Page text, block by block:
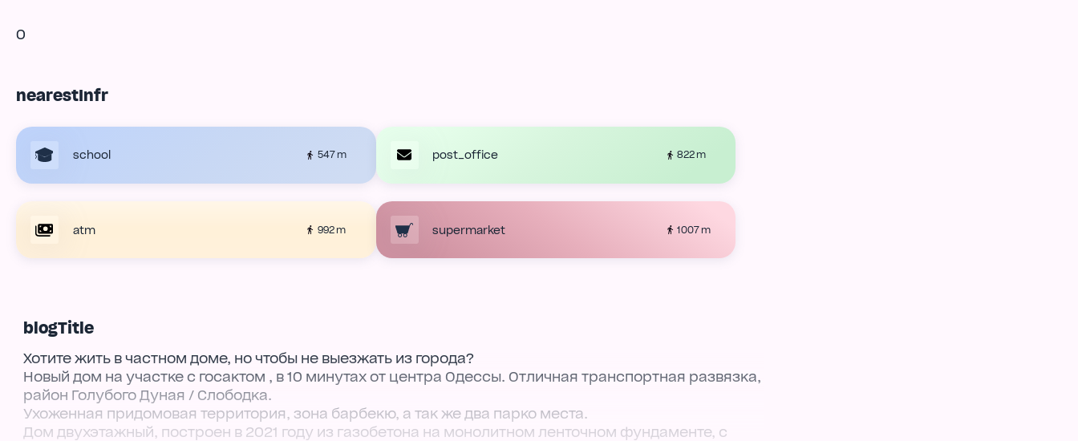
0
nearestInfr
school 547 m post_office 822 m
atm 992 m supermarket 1007 m
blogTitle
Хотите жить в частном доме, но чтобы не выезжать из города?
Новый дом на участке с госактом , в 10 минутах от центра Одессы. Отличная транспортная развязка,
район Голубого Дуная / Слободка.
Ухоженная придомовая территория, зона барбекю, а так же два парко места.
Дом двухэтажный, построен в 2021 году из газобетона на монолитном ленточном фундаменте, с